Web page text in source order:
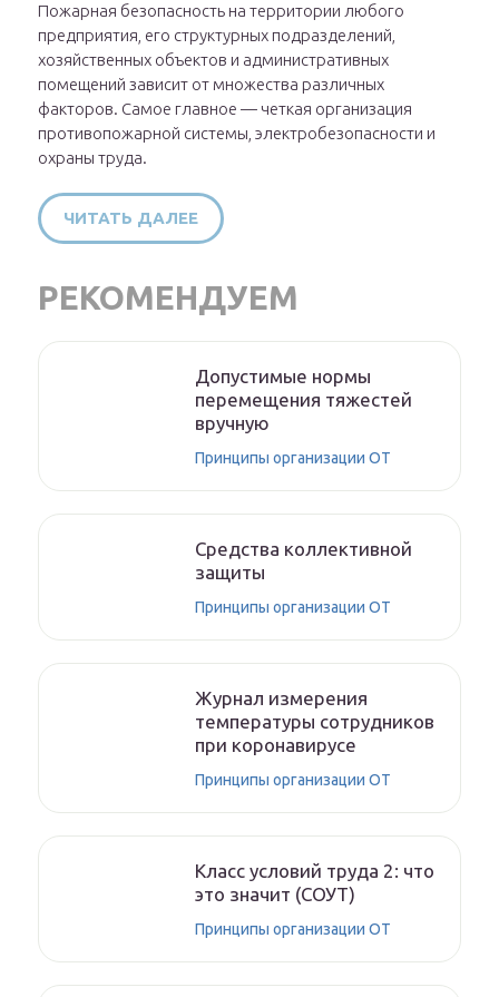
Пожарная безопасность на территории любого
предприятия, его структурных подразделений,
хозяйственных объектов и административных
помещений зависит от множества различных
факторов. Самое главное — четкая организация
противопожарной системы, электробезопасности и
охраны труда.
ЧИТАТЬ ДАЛЕЕ
РЕКОМЕНДУЕМ
Допустимые нормы
перемещения тяжестей
вручную
Принципы организации ОТ
Средства коллективной
защиты
Принципы организации ОТ
Журнал измерения
температуры сотрудников
при коронавирусе
Принципы организации ОТ
Класс условий труда 2: что
это значит (СОУТ)
Принципы организации ОТ